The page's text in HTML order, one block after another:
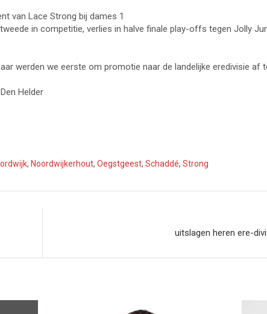
van Lace Strong bij dames 1
in competitie, verlies in halve finale play-offs tegen Jolly
werden we eerste om promotie naar de landelijke eredivisie af
Helder
, Noordwijkerhout, Oegstgeest, Schaddé, Strong
uitslagen heren ere-